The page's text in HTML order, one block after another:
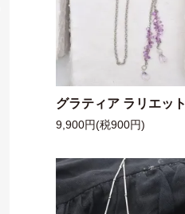
グラティア ラリエット
9,900円(税900円)